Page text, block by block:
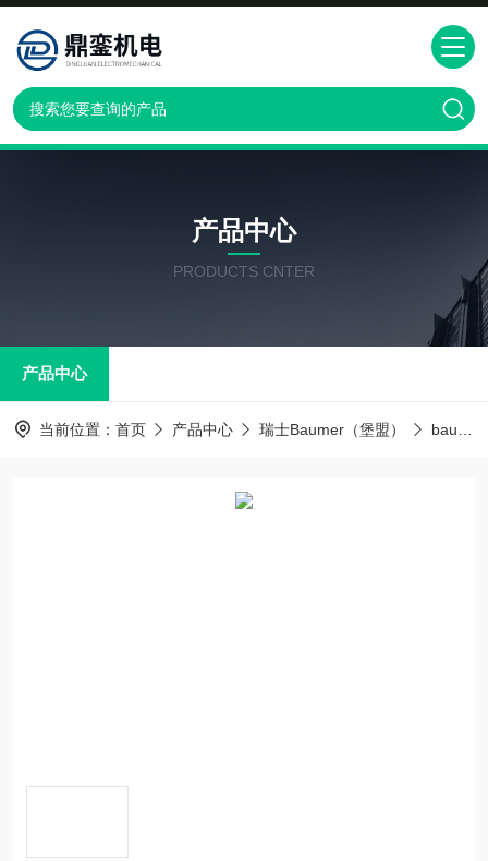
产品中心
PRODUCTS CNTER
产品中心
当前位置： 首页 产品中心 瑞士Baumer（堡盟） baumer传感器